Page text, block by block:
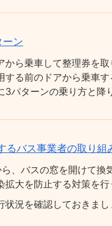
ーン
ら乗車して整理券を
る前のドアから乗車
パターンの乗り方と降
るバス事業者の取り組
、バスの窓を開けて
大を防止する対策を行
況を確認しておきまし